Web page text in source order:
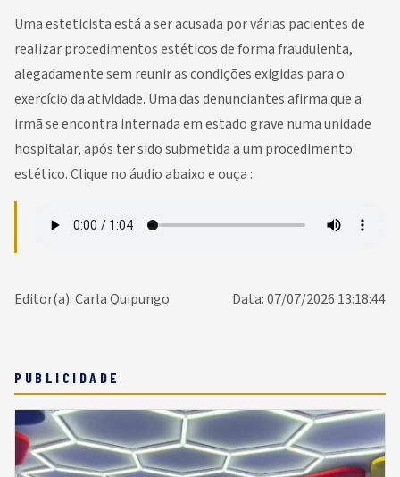
Uma esteticista está a ser acusada por várias pacientes de
realizar procedimentos estéticos de forma fraudulenta,
alegadamente sem reunir as condições exigidas para o
exercício da atividade. Uma das denunciantes afirma que a
irmã se encontra internada em estado grave numa unidade
hospitalar, após ter sido submetida a um procedimento
estético. Clique no áudio abaixo e ouça :
Data: 07/07/2026 13:18:44
Editor(a): Carla Quipungo
PUBLICIDADE